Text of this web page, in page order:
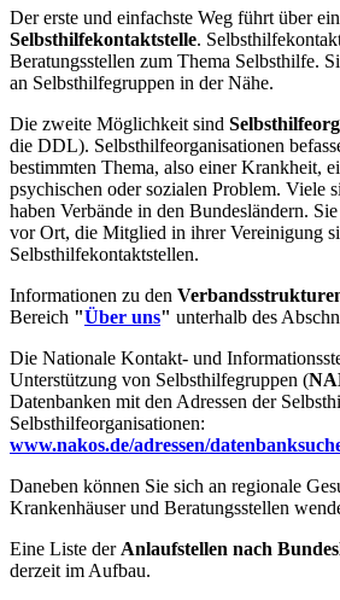
Der erste und einfachste Weg führt über
Selbsthilfekontaktstelle.
Beratungsstellen zum Thema Selbsthilfe.
an Selbsthilfegruppen in der Nähe.
Die zweite Möglichkeit sind
die DDL). Selbsthilfeorganisationen
bestimmten Thema, also einer Krankheit,
psychischen oder sozialen Problem. Viele
haben Verbände in den Bundesländern.
vor Ort, die Mitglied in ihrer Vereinigung
Selbsthilfekontaktstellen.
Informationen zu den
Bereich "Über uns" unterhalb des
Die Nationale Kontakt- und
Unterstützung von Selbsthilfegruppen (
Datenbanken mit den Adressen der
Selbsthilfeorganisationen:
www.nakos.de/adressen/
Daneben können Sie sich an regionale
Krankenhäuser und Beratungsstellen
Eine Liste der Anlaufstellen nach
derzeit im Aufbau.